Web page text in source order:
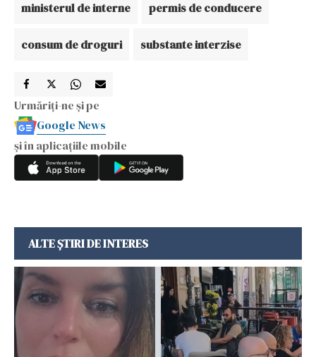
ministerul de interne permis de conducere
consum de droguri substante interzise
Urmăriți-ne și pe
Google News
și în aplicațiile mobile
ALTE ȘTIRI DE INTERES